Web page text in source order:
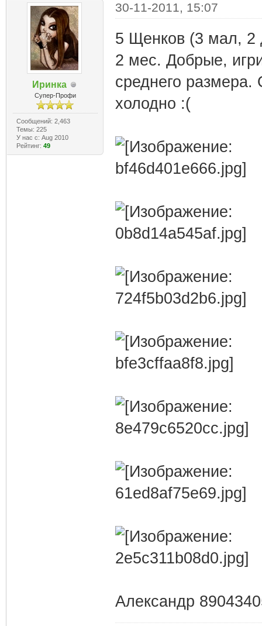
Иринка
Супер-Профи
Сообщений: 2,463
Темы: 225
У нас с: Aug 2010
Рейтинг: 49
30-11-2011, 15:07
5 Щенков (3 мал, 2
2 мес. Добрые,
среднего
холодно :(
Александр